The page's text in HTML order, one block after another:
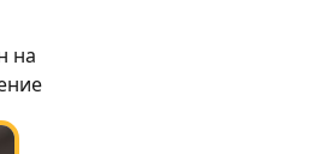
на